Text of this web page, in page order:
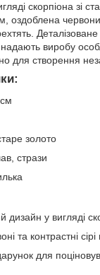
скорпіона зі
оздоблена
Деталізоване
надають виробу
для створення
золото
стрази
дизайн у вигляді
та контрастні сірі
для